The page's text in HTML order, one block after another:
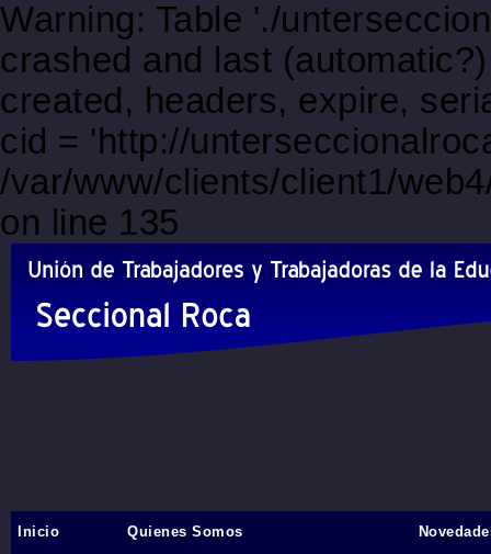
Warning: Table './
crashed and last
created, headers, expire,
cid = 'http://
/var/www/clients/client1/
on line 135
Inicio Quienes Somos